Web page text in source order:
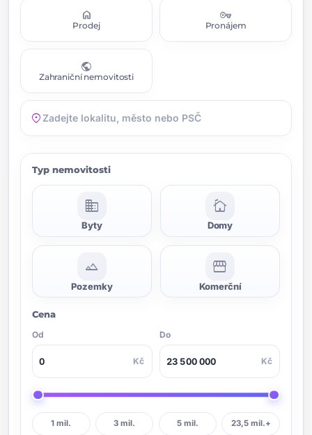
home
Prodej
vpn_key
Pronájem
public
Zahraniční nemovitosti
location_on
Typ nemovitosti
domain
Byty
cottage
Domy
landscape
Pozemky
storefront
Komerční
Cena
Od
Kč
Do
Kč
1 mil. 3 mil. 5 mil. 23,5 mil.+